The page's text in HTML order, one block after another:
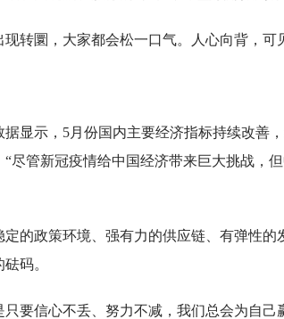
转圜，大家都会松一口气。人心向背，可
显示，5月份国内主要经济指标持续改善
尽管新冠疫情给中国经济带来巨大挑战，
的政策环境、强有力的供应链、有弹性
码。
要信心不丢、努力不减，我们总会为自己